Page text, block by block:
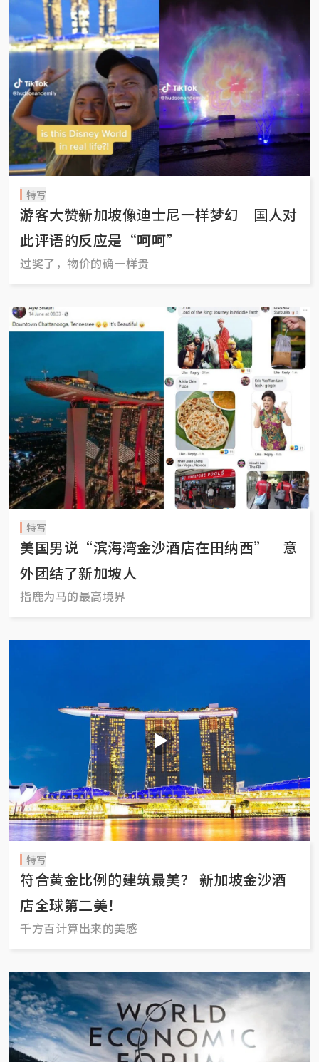
特写
游客大赞新加坡像迪士尼一样梦幻 国人对
此评语的反应是“呵呵”
过奖了，物价的确一样贵
特写
美国男说“滨海湾金沙酒店在田纳西” 意
外团结了新加坡人
指鹿为马的最高境界
特写
符合黄金比例的建筑最美？ 新加坡金沙酒
店全球第二美！
千方百计算出来的美感